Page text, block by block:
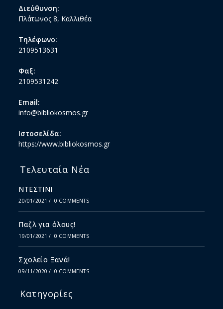
Διεύθυνση:
Πλάτωνος 8, Καλλιθέα
Τηλέφωνο:
2109513631
Φαξ:
2109531242
Email:
info@bibliokosmos.gr
Ιστοσελίδα:
https://www.bibliokosmos.gr
Τελευταία Νέα
ΝΤΕΣΤΙΝΙ
20/01/2021 / 0 COMMENTS
Παζλ για όλους!
19/01/2021 / 0 COMMENTS
Σχολείο Ξανά!
09/11/2020 / 0 COMMENTS
Κατηγορίες